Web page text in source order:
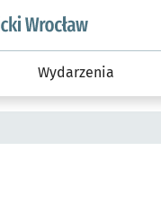
podserwis:
Wydarzenia